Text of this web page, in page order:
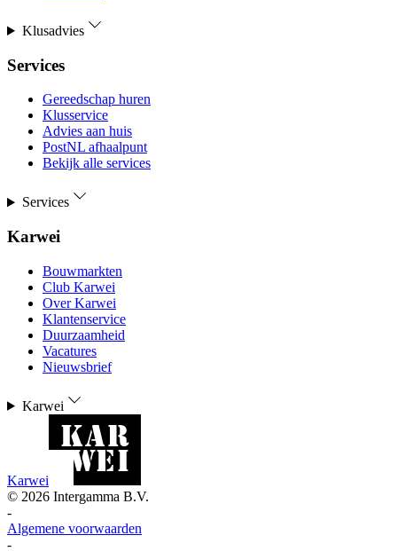
Klusadvies
Services
Gereedschap huren
Klusservice
Advies aan huis
PostNL afhaalpunt
Bekijk alle services
Services
Karwei
Bouwmarkten
Club Karwei
Over Karwei
Klantenservice
Duurzaamheid
Vacatures
Nieuwsbrief
Karwei
Karwei
© 2026 Intergamma B.V.
-
Algemene voorwaarden
-